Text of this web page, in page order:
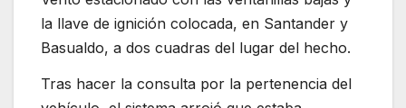
la llave de ignición colocada, en Santander y
Basualdo, a dos cuadras del lugar del hecho.
Tras hacer la consulta por la pertenencia del